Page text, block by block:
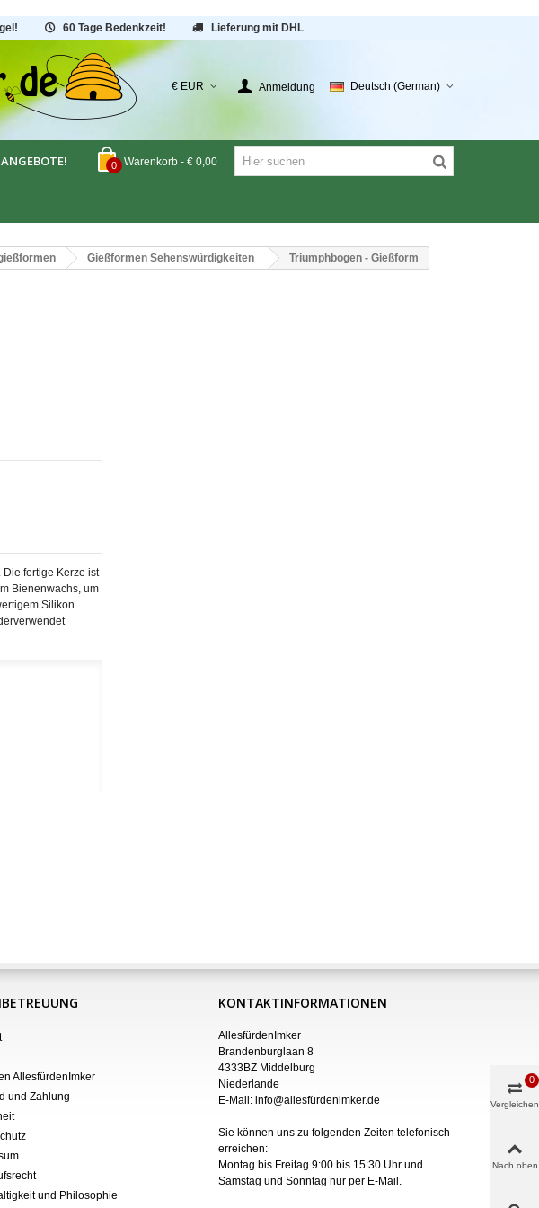
60 Tage Bedenkzeit! Lieferung mit DHL
€ EUR Anmeldung Deutsch (German)
0 Warenkorb - € 0,00
ANGEBOTE!
Gießformen Sehenswürdigkeiten Triumphbogen - Gießform
fertige Kerze ist
Bienenwachs, um
Silikon
AllesfürdenImker
und Zahlung
und Philosophie
KONTAKTINFORMATIONEN
AllesfürdenImker
Brandenburglaan 8
4333BZ Middelburg
Niederlande
E-Mail: info@allesfürdenimker.de
Sie können uns zu folgenden Zeiten telefonisch
erreichen:
Montag bis Freitag 9:00 bis 15:30 Uhr und
Samstag und Sonntag nur per E-Mail .
Vergleichen
0
Nach oben